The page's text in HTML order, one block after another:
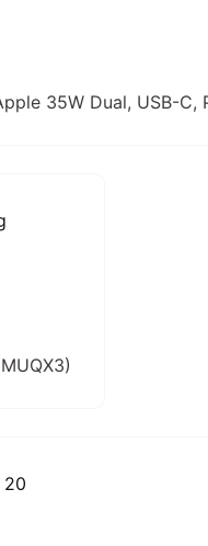
35W Dual, USB-C,